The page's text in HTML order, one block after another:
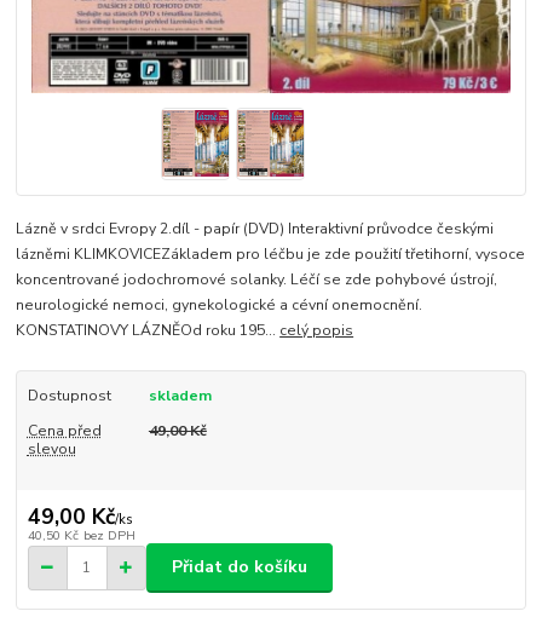
Lázně v srdci Evropy 2.díl - papír (DVD) Interaktivní průvodce českými
lázněmi KLIMKOVICEZákladem pro léčbu je zde použití třetihorní, vysoce
koncentrované jodochromové solanky. Léčí se zde pohybové ústrojí,
neurologické nemoci, gynekologické a cévní onemocnění.
KONSTATINOVY LÁZNĚOd roku 195... celý popis
Dostupnost
skladem
Cena před
slevou
49,00 Kč
49,00 Kč/ks
40,50 Kč bez DPH
Přidat do košíku